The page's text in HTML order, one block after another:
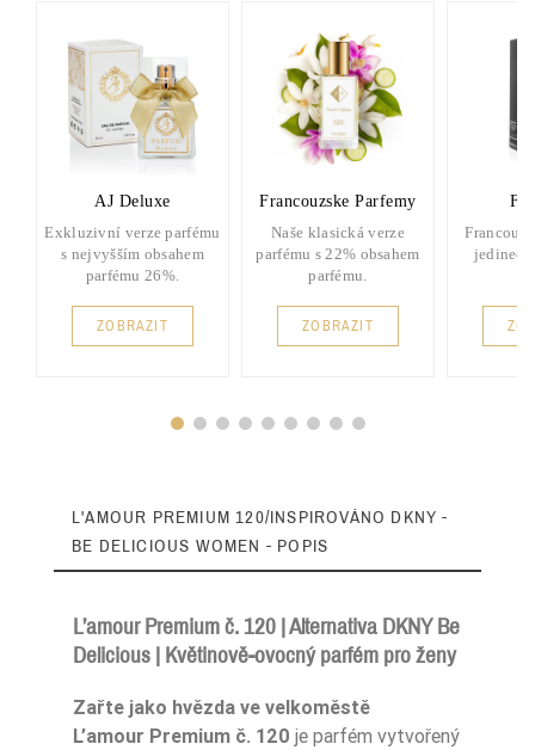
AJ Deluxe
Exkluzivní verze parfému
s nejvyšším obsahem
parfému 26%.
ZOBRAZIT
Francouzske Parfemy
Naše klasická verze
parfému s 22% obsahem
parfému.
ZOBRAZIT
FP
L'AMOUR PREMIUM 120/INSPIROVÁNO DKNY -
BE DELICIOUS WOMEN - POPIS
L’amour Premium č. 120 | Alternativa DKNY Be
Delicious | Květinově-ovocný parfém pro ženy
Zařte jako hvězda ve velkoměstě
L’amour Premium č. 120 je parfém vytvořený
Zaperfumowanie 22%